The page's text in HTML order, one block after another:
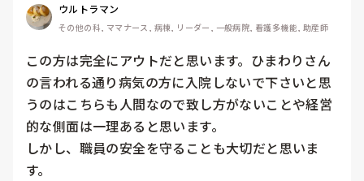
ウルトラマン
その他の科, ママナース, 病棟, リーダー, 一般病院, 看護多機能, 助産師
この方は完全にアウトだと思います。ひまわりさん
の言われる通り病気の方に入院しないで下さいと思
うのはこちらも人間なので致し方がないことや経営
的な側面は一理あると思います。
しかし、職員の安全を守ることも大切だと思いま
す。